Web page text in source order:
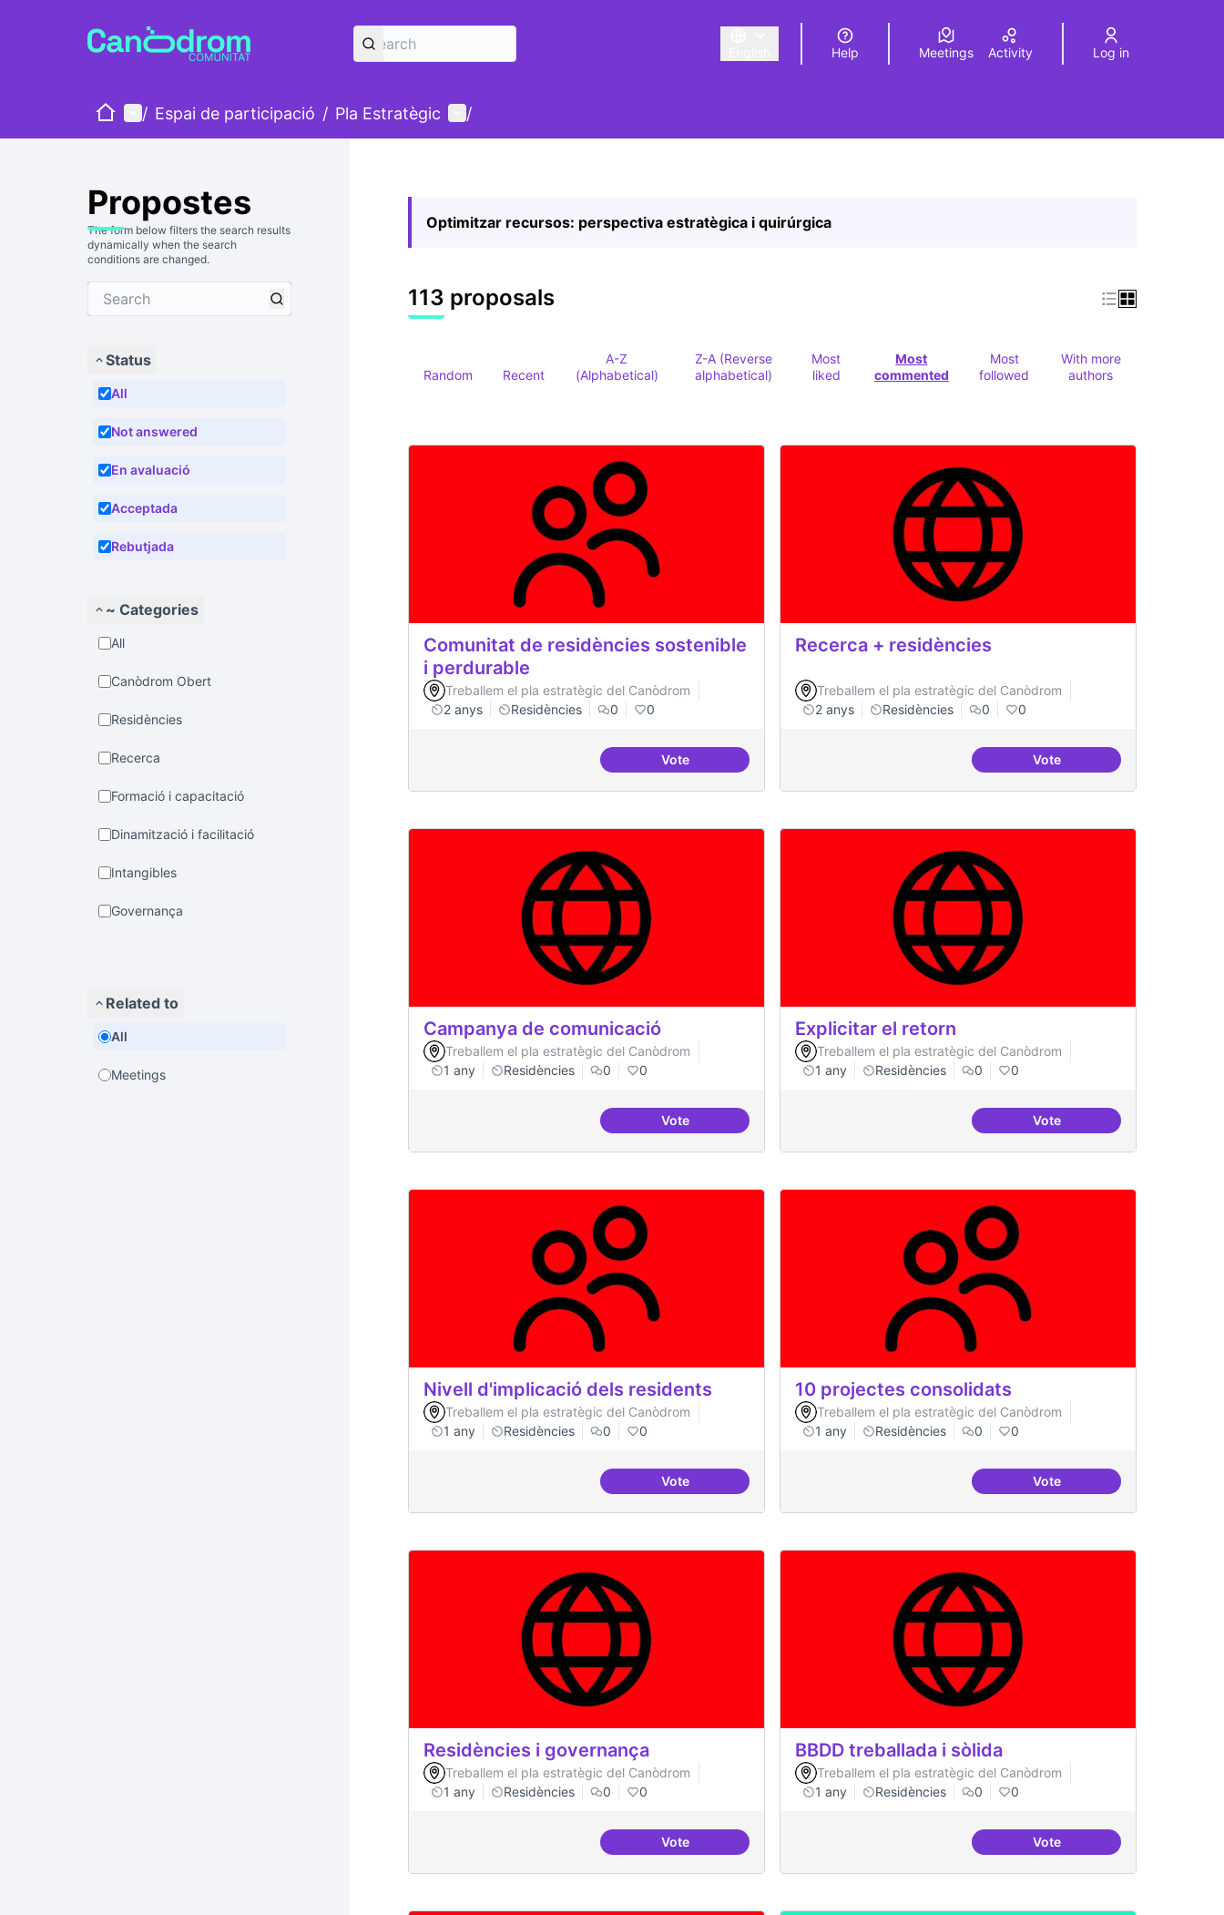
Triar la llengua Elegir el idiomaChoose language
Help Meetings Activity Log in
HomeMain menu
/ Espai de participació / Pla Estratègic User menu
/
Propostes
The form below filters the search results
dynamically when the search
conditions are changed.
Status
All
Not answered
En avaluació
Acceptada
Rebutjada
~ Categories
All
Canòdrom Obert
Residències
Recerca
Formació i capacitació
Dinamització i facilitació
Intangibles
Governança
Related to
All
Meetings
Optimitzar recursos: perspectiva estratègica i quirúrgica
113 proposals
Random Recent
A-Z
(Alphabetical)
Z-A (Reverse
alphabetical)
Most
liked
Most
commented
Most
followed
With more
authors
Comunitat de residències sostenible
i perdurable
Treballem el pla estratègic del Canòdrom
2 anys
Residències 0 0
Vote Comunitat de residències sostenible i perdurable
Recerca + residències
Treballem el pla estratègic del Canòdrom
2 anys
Residències 0 0
VoteRecerca + residències
Campanya de comunicació
Treballem el pla estratègic del Canòdrom
1 any
Residències 0 0
VoteCampanya de comunicació
Explicitar el retorn
Treballem el pla estratègic del Canòdrom
1 any
Residències 0 0
VoteExplicitar el retorn
Nivell d'implicació dels residents
Treballem el pla estratègic del Canòdrom
1 any
Residències 0 0
VoteNivell d'implicació dels residents
10 projectes consolidats
Treballem el pla estratègic del Canòdrom
1 any
Residències 0 0
Vote10 projectes consolidats
Residències i governança
Treballem el pla estratègic del Canòdrom
1 any
Residències 0 0
VoteResidències i governança
BBDD treballada i sòlida
Treballem el pla estratègic del Canòdrom
1 any
Residències 0 0
VoteBBDD treballada i sòlida